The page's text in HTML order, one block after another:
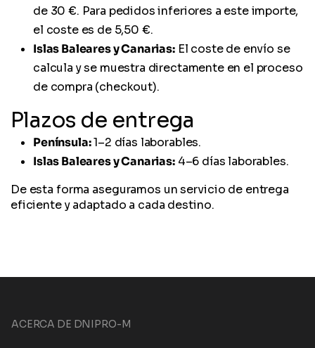
de 30 €. Para pedidos inferiores a este importe,
el coste es de 5,50 €.
Islas Baleares y Canarias:El coste de envío se
calcula y se muestra directamente en el proceso
de compra (checkout).
Plazos de entrega
Península:1–2 días laborables.
Islas Baleares y Canarias:4–6 días laborables.
De esta forma aseguramos un servicio de entrega
eficiente y adaptado a cada destino.
ACERCA DE DNIPRO-M